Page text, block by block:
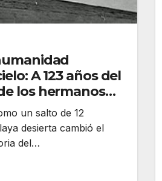
A 123 años del
los hermanos
un salto de 12
desierta cambió el
del…